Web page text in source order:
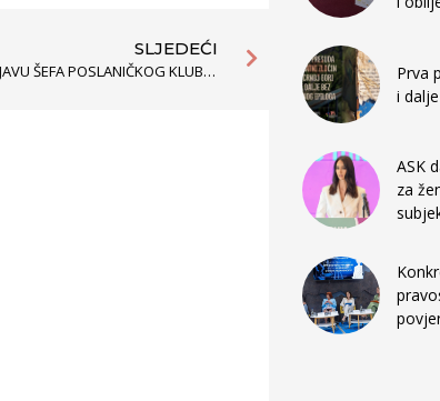
SLJEDEĆI
REAGOVANJE NA IZJAVU ŠEFA POSLANIČKOG KLUBA DPS U VEZI SUDSKE ODLUKE
Prva
i
ASK
za